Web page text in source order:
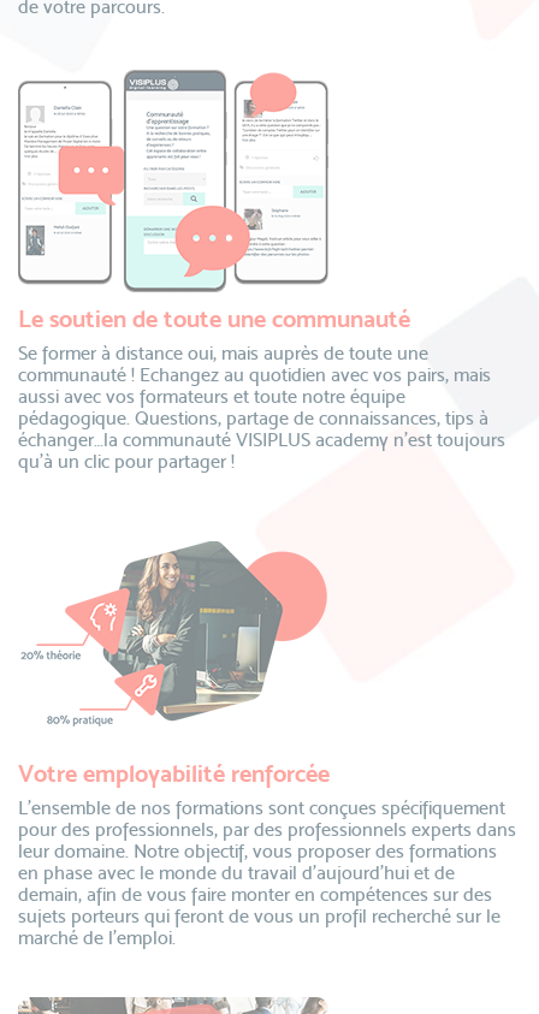
de votre parcours.
Le soutien de toute une communauté
Se former à distance oui, mais auprès de toute une
communauté ! Echangez au quotidien avec vos pairs, mais
aussi avec vos formateurs et toute notre équipe
pédagogique. Questions, partage de connaissances, tips à
échanger…la communauté VISIPLUS academy n’est toujours
qu’à un clic pour partager !
Votre employabilité renforcée
L’ensemble de nos formations sont conçues spécifiquement
pour des professionnels, par des professionnels experts dans
leur domaine. Notre objectif, vous proposer des formations
en phase avec le monde du travail d’aujourd’hui et de
demain, afin de vous faire monter en compétences sur des
sujets porteurs qui feront de vous un profil recherché sur le
marché de l’emploi.